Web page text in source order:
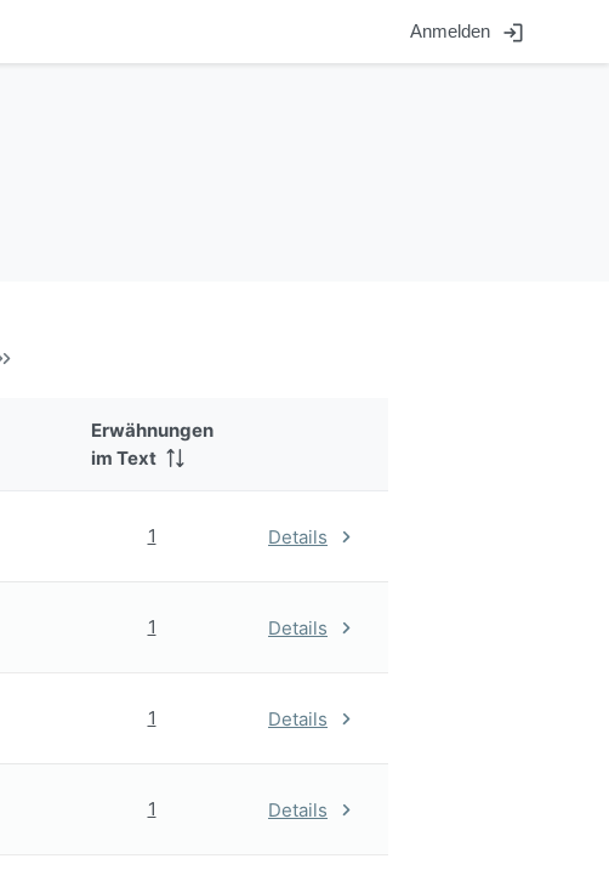
Anmelden login
Erwähnungen
im Text
1 Details
1 Details
1 Details
1 Details